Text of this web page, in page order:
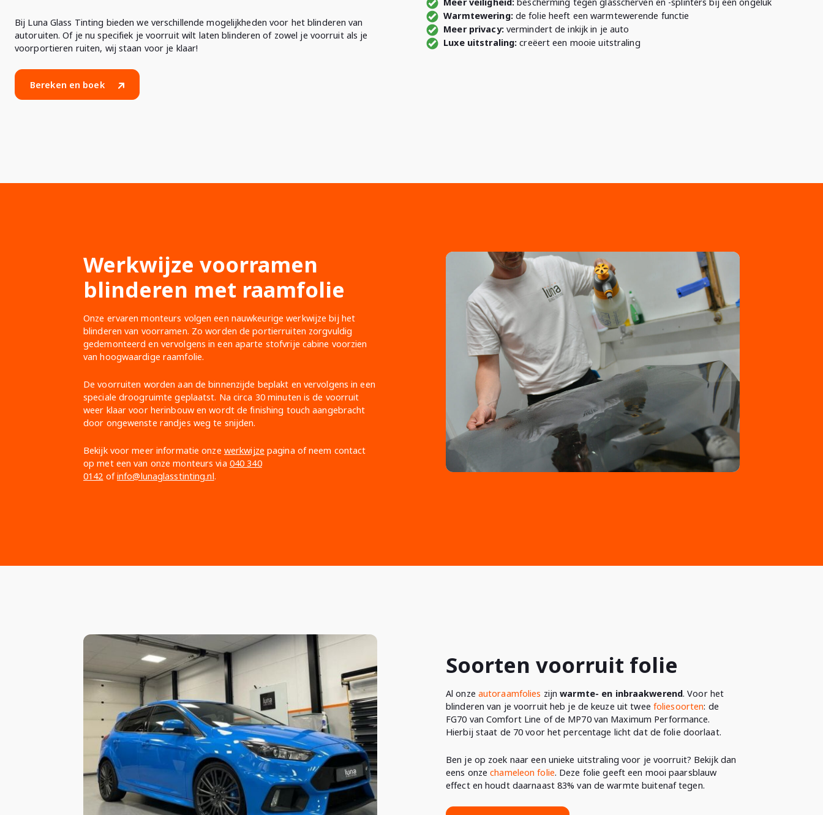
Bij Luna Glass Tinting bieden we verschillende mogelijkheden voor het blinderen van
autoruiten. Of je nu specifiek je voorruit wilt laten blinderen of zowel je voorruit als je
voorportieren ruiten, wij staan voor je klaar!
Bereken en boek
Warmtewering: de folie heeft een warmtewerende functie
Meer privacy: vermindert de inkijk in je auto
Luxe uitstraling:creëert een mooie uitstraling
Werkwijze voorramen
blinderen met raamfolie
Onze ervaren monteurs volgen een nauwkeurige werkwijze bij het
blinderen van voorramen. Zo worden de portierruiten zorgvuldig
gedemonteerd en vervolgens in een aparte stofvrije cabine voorzien
van hoogwaardige raamfolie.
De voorruiten worden aan de binnenzijde beplakt en vervolgens in een
speciale droogruimte geplaatst. Na circa 30 minuten is de voorruit
weer klaar voor herinbouw en wordt de finishing touch aangebracht
door ongewenste randjes weg te snijden.
Bekijk voor meer informatie onze werkwijze pagina of neem contact
op met een van onze monteurs via 040 340
0142 ofinfo@lunaglasstinting.nl.
Soorten voorruit folie
Al onze autoraamfolies zijnwarmte- en inbraakwerend. Voor het
blinderen van je voorruit heb je de keuze uit twee foliesoorten: de
FG70 van Comfort Line of de MP70 van Maximum Performance.
Hierbij staat de 70 voor het percentage licht dat de folie doorlaat.
Ben je op zoek naar een unieke uitstraling voor je voorruit? Bekijk dan
eens onzechameleon folie. Deze folie geeft een mooi paarsblauw
effect en houdt daarnaast 83% van de warmte buitenaf tegen.